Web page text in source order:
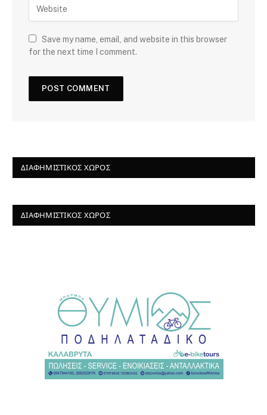
Save my name, email, and website in this browser
for the next time I comment.
ΔΙΑΦΗΜΙΣΤΙΚΌΣ ΧΏΡΟΣ
ΔΙΑΦΗΜΙΣΤΙΚΌΣ ΧΏΡΟΣ